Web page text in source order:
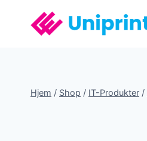
Hjem / Shop / IT-Produkter /